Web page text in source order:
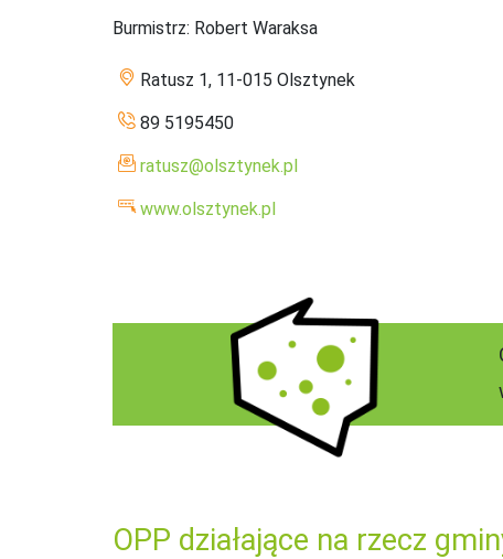
Burmistrz: Robert Waraksa
Ratusz 1, 11-015 Olsztynek
89 5195450
ratusz@olsztynek.pl
www.olsztynek.pl
OPP działające na rzecz